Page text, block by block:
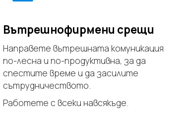
Вътрешнофирмени срещи
Направете вътрешната комуникация
по-лесна и по-продуктивна, за да
спестите време и да засилите
сътрудничеството.
Работете с всеки навсякъде.